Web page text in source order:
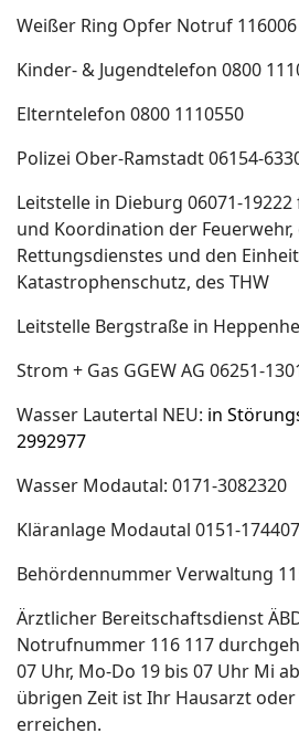
Weißer Ring Opfer Notruf 116006
Kinder- & Jugendtelefon 0800
Elterntelefon 0800 1110550
Polizei Ober-Ramstadt 06154-
Leitstelle in Dieburg 06071-
und Koordination der Feuerwehr,
Rettungsdienstes und den
Katastrophenschutz, des THW
Leitstelle Bergstraße in
Strom + Gas GGEW AG 06251-
Wasser Lautertal NEU: in
2992977
Wasser Modautal: 0171-3082320
Kläranlage Modautal 0151-
Behördennummer Verwaltung
Ärztlicher Bereitschaftsdienst
Notrufnummer 116 117
07 Uhr, Mo-Do 19 bis 07 Uhr Mi
übrigen Zeit ist Ihr Hausarzt
erreichen.